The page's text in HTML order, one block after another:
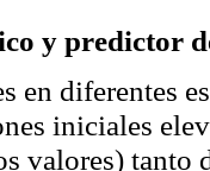
y predictor
en diferentes
iniciales
valores) tanto